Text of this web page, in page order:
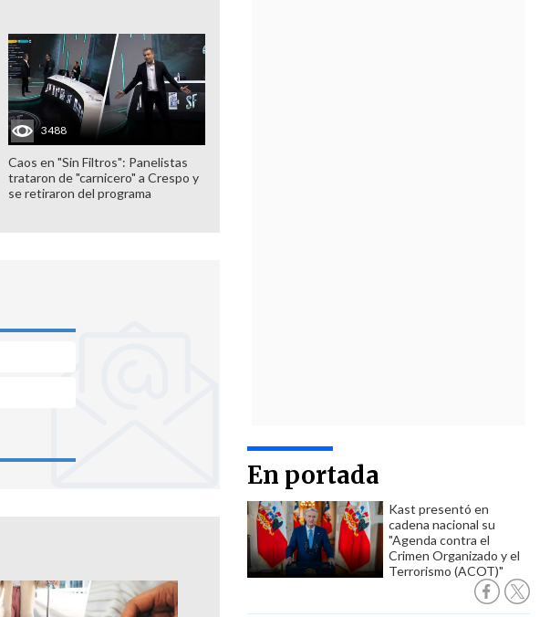
En portada
Kast presentó en
cadena nacional su
"Agenda contra el
Crimen Organizado y el
Terrorismo (ACOT)"
3488
Caos en "Sin Filtros": Panelistas
trataron de "carnicero" a Crespo y
se retiraron del programa